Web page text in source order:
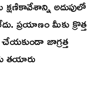
అదుపులో
ప్రయాణం మీకు క్రొత్త
జాగ్రత్త
తయారు